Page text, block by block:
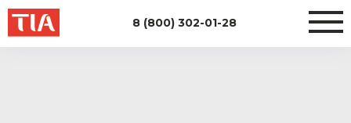
8 (800) 302-01-28